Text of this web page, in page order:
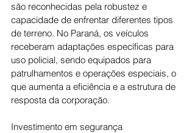
são reconhecidas pela robustez e
capacidade de enfrentar diferentes tipos
de terreno. No Paraná, os veículos
receberam adaptações específicas para
uso policial, sendo equipados para
patrulhamentos e operações especiais, o
que aumenta a eficiência e a estrutura de
resposta da corporação.
Investimento em segurança